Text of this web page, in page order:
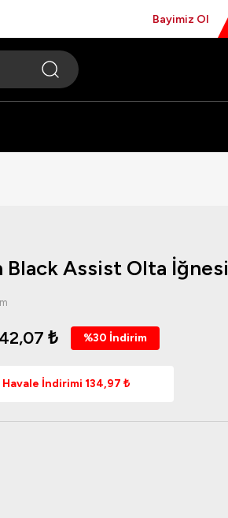
Bayimiz Ol
Black Assist Olta İğnesi
₺ %30 İndirim
İndirimi 134,97 ₺